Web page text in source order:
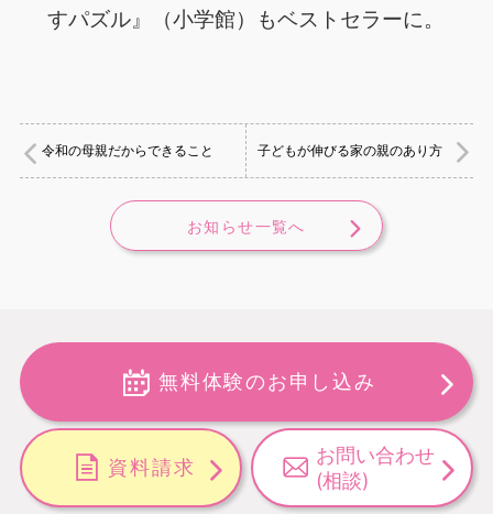
すパズル』（小学館）もベストセラーに。
令和の母親だからできること 子どもが伸びる家の親のあり方
お知らせ一覧へ
無料体験のお申し込み
資料請求
お問い合わせ
(相談)